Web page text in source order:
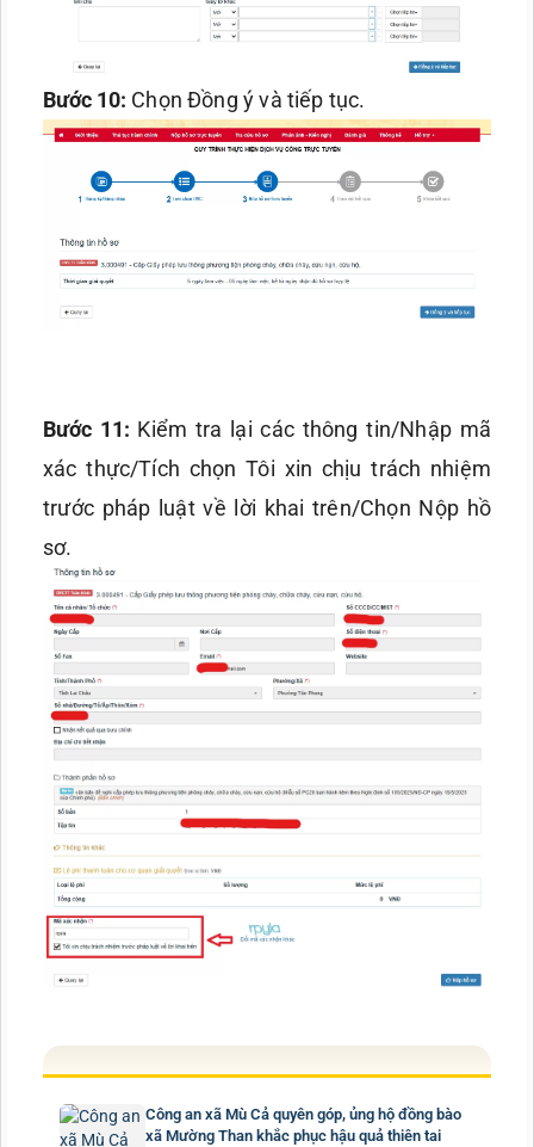
Bước 10: Chọn Đồng ý và tiếp tục.
Bước 11: Kiểm tra lại các thông tin/Nhập mã
xác thực/Tích chọn Tôi xin chịu trách nhiệm
trước pháp luật về lời khai trên/Chọn Nộp hồ
sơ.
Công an xã Mù Cả quyên góp, ủng hộ đồng bào
xã Mường Than khắc phục hậu quả thiên tai